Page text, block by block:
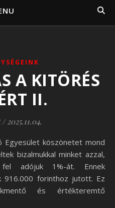
A KITÖRÉS
II.
/ 2025.11.04.
bizalmukkal minket azzal,
adójuk 1%-át. Ennek
916.000 forinthoz jutott. Ez
és értékteremtő